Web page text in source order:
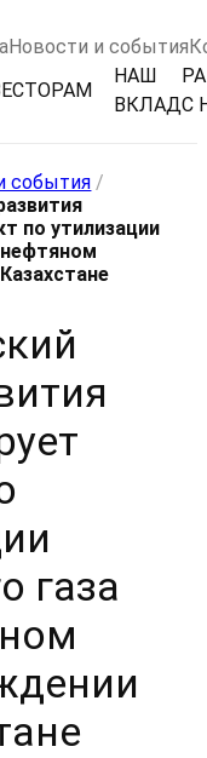
Новости и события
НАШ
ВКЛАДС
события /
по утилизации
нефтяном
газа